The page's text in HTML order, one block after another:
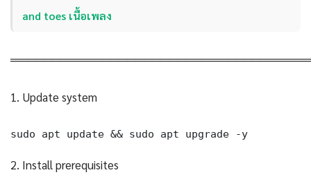
and toes เนื้อเพลง
1. Update system
sudo apt update && sudo apt upgrade -y
2. Install prerequisites